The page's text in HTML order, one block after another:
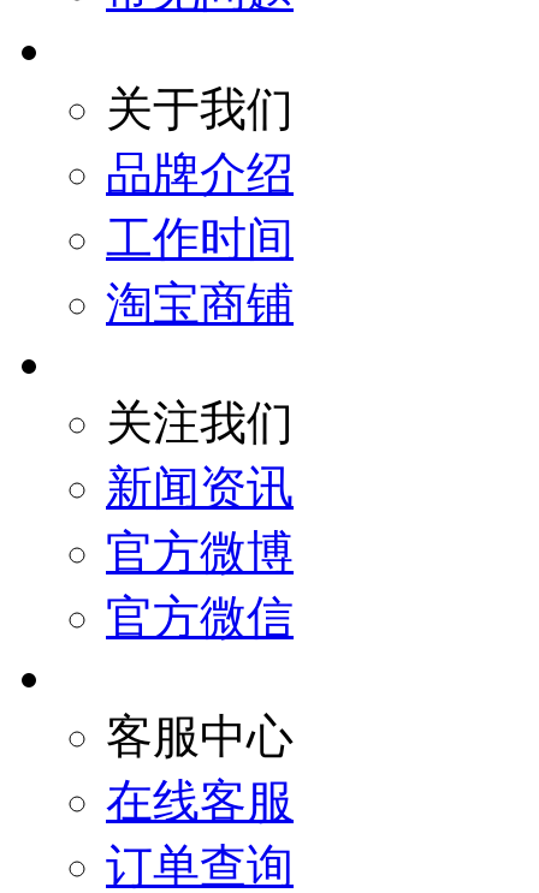
关于我们
品牌介绍
工作时间
淘宝商铺
关注我们
新闻资讯
官方微博
官方微信
客服中心
在线客服
订单查询